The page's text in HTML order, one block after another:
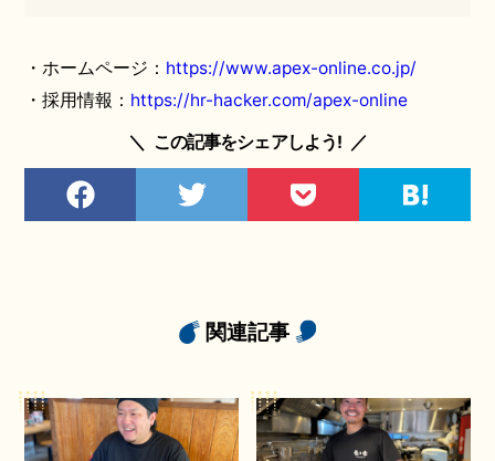
・ホームページ： https://www.apex-online.co.jp/
・採用情報： https://hr-hacker.com/apex-online
＼
この記事をシェアしよう! ／
関連記事